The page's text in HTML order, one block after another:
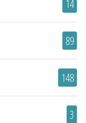
14
89
148
3